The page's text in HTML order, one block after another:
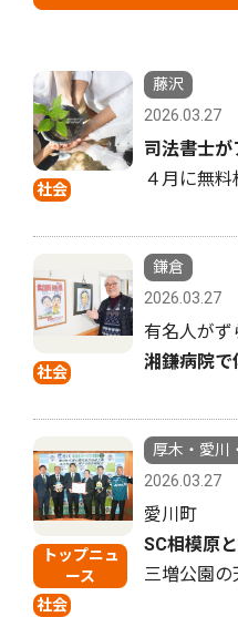
社会
藤沢
2026.03.27
司法書士が
４月に無
社会
鎌倉
2026.03.27
有名人が
湘鎌病院で
トップニュ
ース
社会
厚木・愛川
2026.03.27
愛川町
SC相模原
三増公園